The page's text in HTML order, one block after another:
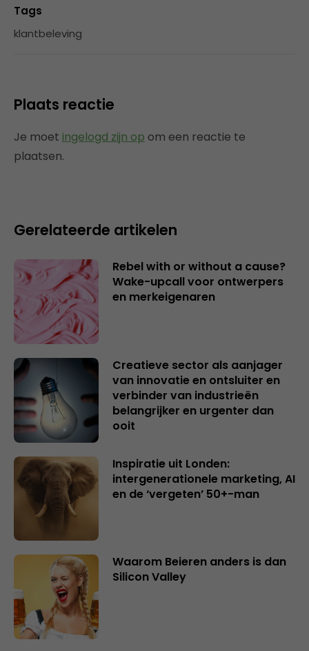
Tags
klantbeleving
Plaats reactie
Je moet ingelogd zijn op om een reactie te
plaatsen.
Gerelateerde artikelen
Rebel with or without a cause?
Wake-upcall voor ontwerpers
en merkeigenaren
Creatieve sector als aanjager
van innovatie en ontsluiter en
verbinder van industrieën
belangrijker en urgenter dan
ooit
Inspiratie uit Londen:
intergenerationele marketing, AI
en de ‘vergeten’ 50+-man
Waarom Beieren anders is dan
Silicon Valley